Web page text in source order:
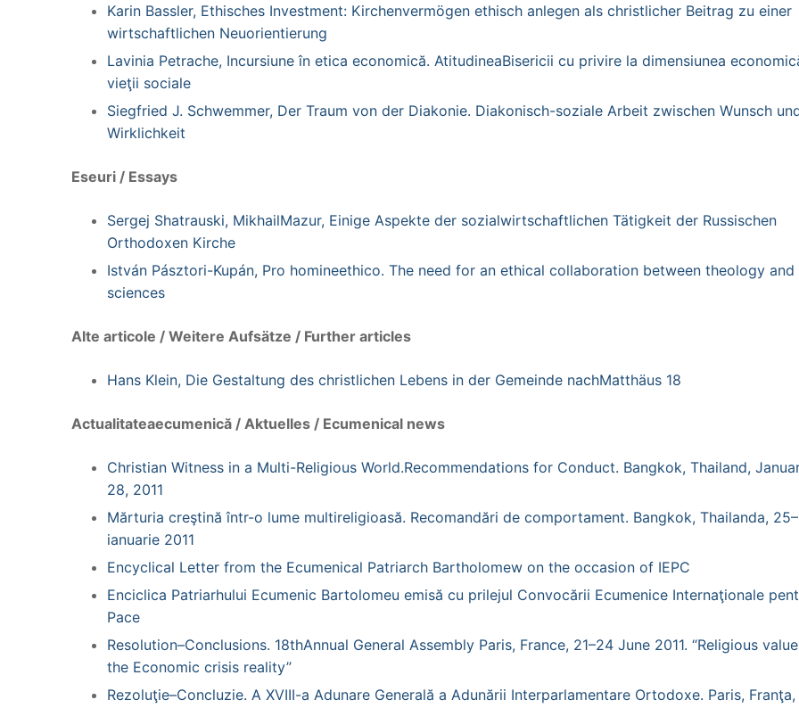
Karin Bassler, Ethisches Investment: Kirchenvermögen ethisch anlegen als christlicher Beitrag zu einer
wirtschaftlichen Neuorientierung
Lavinia Petrache, Incursiune în etica economică. AtitudineaBisericii cu privire la dimensiunea
vieţii sociale
Siegfried J. Schwemmer, Der Traum von der Diakonie. Diakonisch-soziale Arbeit zwischen Wunsch
Wirklichkeit
Eseuri / Essays
Sergej Shatrauski, MikhailMazur, Einige Aspekte der sozialwirtschaftlichen Tätigkeit der Russischen
Orthodoxen Kirche
István Pásztori-Kupán, Pro homineethico. The need for an ethical collaboration between theology
sciences
Alte articole / Weitere Aufsätze / Further articles
Hans Klein, Die Gestaltung des christlichen Lebens in der Gemeinde nachMatthäus 18
Actualitateaecumenică / Aktuelles / Ecumenical news
Christian Witness in a Multi-Religious World.Recommendations for Conduct. Bangkok, Thailand,
28, 2011
Mărturia creştină într-o lume multireligioasă. Recomandări de comportament. Bangkok, Thailanda,
ianuarie 2011
Encyclical Letter from the Ecumenical Patriarch Bartholomew on the occasion of IEPC
Enciclica Patriarhului Ecumenic Bartolomeu emisă cu prilejul Convocării Ecumenice Internaţionale
Pace
Resolution–Conclusions. 18thAnnual General Assembly Paris, France, 21–24 June 2011. “Religious
the Economic crisis reality”
Rezoluţie–Concluzie. A XVIII-a Adunare Generală a Adunării Interparlamentare Ortodoxe. Paris, Franţa,